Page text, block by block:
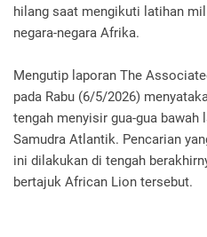
hilang saat mengikuti latihan
negara-negara Afrika.
Mengutip laporan The
pada Rabu (6/5/2026)
tengah menyisir gua-gua bawah
Samudra Atlantik. Pencarian
ini dilakukan di tengah
bertajuk African Lion tersebut.